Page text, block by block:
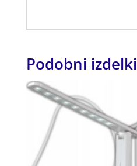
Podobni izdelki